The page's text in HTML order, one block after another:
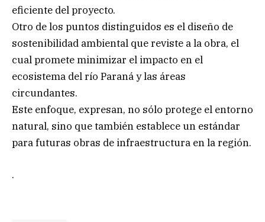
eficiente del proyecto.
Otro de los puntos distinguidos es el diseño de
sostenibilidad ambiental que reviste a la obra, el
cual promete minimizar el impacto en el
ecosistema del río Paraná y las áreas
circundantes.
Este enfoque, expresan, no sólo protege el entorno
natural, sino que también establece un estándar
para futuras obras de infraestructura en la región.
.